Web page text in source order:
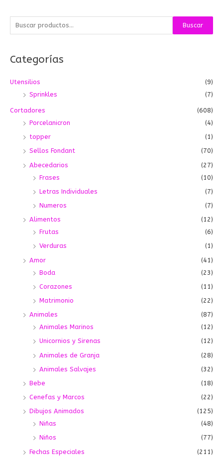
u
c
r
o
Buscar
Categorías
Utensilios
(9)
Sprinkles
(7)
Cortadores
(608)
Porcelanicron
(4)
topper
(1)
Sellos Fondant
(70)
Abecedarios
(27)
Frases
(10)
Letras Individuales
(7)
Numeros
(7)
Alimentos
(12)
Frutas
(6)
Verduras
(1)
Amor
(41)
Boda
(23)
Corazones
(11)
Matrimonio
(22)
Animales
(87)
Animales Marinos
(12)
Unicornios y Sirenas
(12)
Animales de Granja
(28)
Animales Salvajes
(32)
Bebe
(18)
Cenefas y Marcos
(22)
Dibujos Animados
(125)
Niñas
(48)
Niños
(77)
Fechas Especiales
(211)